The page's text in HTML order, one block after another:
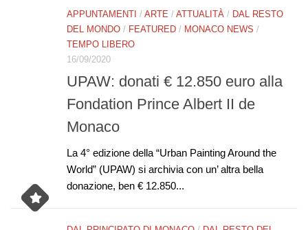
APPUNTAMENTI / ARTE / ATTUALITÀ / DAL RESTO
DEL MONDO / FEATURED / MONACO NEWS /
TEMPO LIBERO
16/09/2020
UPAW: donati € 12.850 euro alla
Fondation Prince Albert II de
Monaco
La 4° edizione della “Urban Painting Around the
World” (UPAW) si archivia con un’ altra bella
donazione, ben € 12.850...